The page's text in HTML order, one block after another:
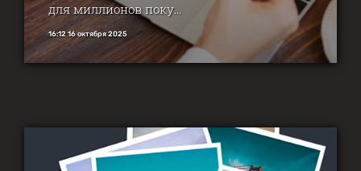
для миллионов поку...
16:12 16 октября 2025